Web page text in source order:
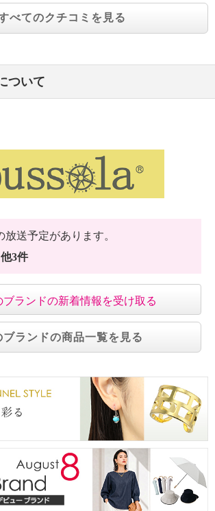
べてのクチコミを見る
ついて
放送予定があります。
3件
ブランドの新着情報を受け取る
ブランドの商品一覧を見る